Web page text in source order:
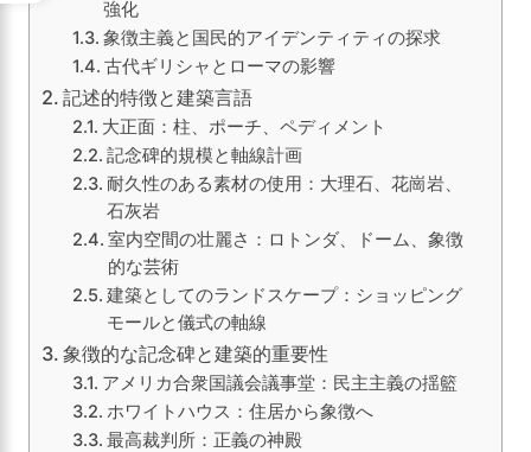
強化
象徴主義と国民的アイデンティティの探求
古代ギリシャとローマの影響
記述的特徴と建築言語
大正面：柱、ポーチ、ペディメント
記念碑的規模と軸線計画
耐久性のある素材の使用：大理石、花崗岩、
石灰岩
室内空間の壮麗さ：ロトンダ、ドーム、象徴
的な芸術
建築としてのランドスケープ：ショッピング
モールと儀式の軸線
象徴的な記念碑と建築的重要性
アメリカ合衆国議会議事堂：民主主義の揺籃
ホワイトハウス：住居から象徴へ
最高裁判所：正義の神殿